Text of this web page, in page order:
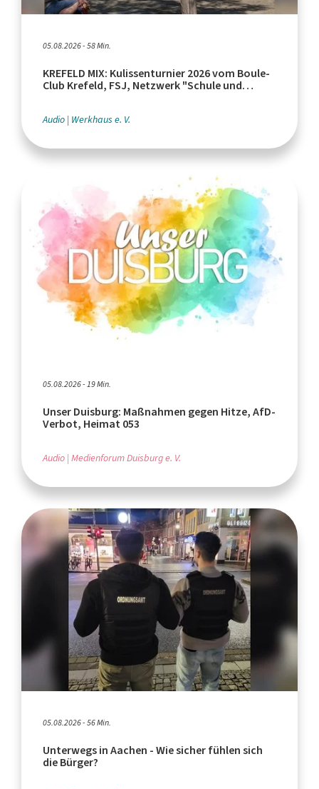
05.08.2026 - 58 Min.
KREFELD MIX: Kulissenturnier 2026 vom Boule-
Club Krefeld, FSJ, Netzwerk "Schule und
Audio Werkhaus e. V.
05.08.2026 - 19 Min.
Unser Duisburg: Maßnahmen gegen Hitze, AfD-
Verbot, Heimat 053
Audio Medienforum Duisburg e. V.
05.08.2026 - 56 Min.
Unterwegs in Aachen - Wie sicher fühlen sich
die Bürger?